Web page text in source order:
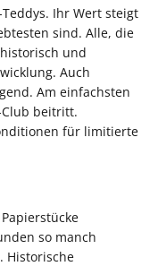
Ihr Wert steigt
sind. Alle, die
und
Auch
Am einfachsten
beitritt.
für limitierte
so manch
Historische